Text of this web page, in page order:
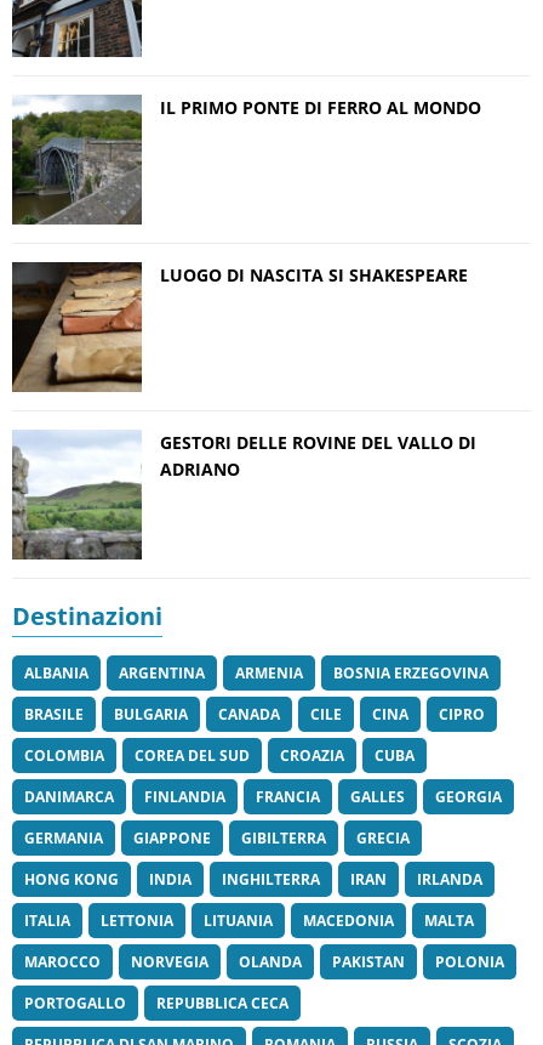
IL PRIMO PONTE DI FERRO AL MONDO
LUOGO DI NASCITA SI SHAKESPEARE
GESTORI DELLE ROVINE DEL VALLO DI
ADRIANO
Destinazioni
ALBANIA ARGENTINA ARMENIA
BOSNIA ERZEGOVINA
BRASILE
BULGARIA CANADA CILE CINA
CIPRO
COLOMBIA
COREA DEL SUD CROAZIA
CUBA
DANIMARCA
FINLANDIA FRANCIA GALLES
GEORGIA
GERMANIA
GIAPPONE GIBILTERRA
GRECIA
HONG KONG
INDIA INGHILTERRA IRAN
IRLANDA
ITALIA
LETTONIA LITUANIA MACEDONIA
MALTA
MAROCCO
NORVEGIA OLANDA PAKISTAN
POLONIA
PORTOGALLO
REPUBBLICA CECA